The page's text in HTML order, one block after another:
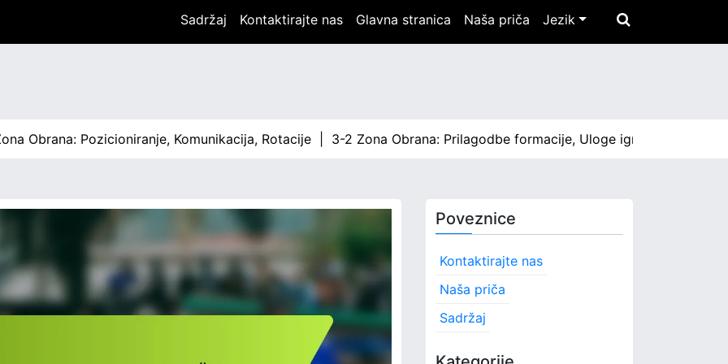
Sadržaj Kontaktirajte nas Glavna stranica Naša priča Jezik
Pozicioniranje, Komunikacija, Rotacije |3-2 Zona Obrana: Prilagodbe formacije, Uloge igrača, Strategije |
Poveznice
Kontaktirajte nas
Naša priča
Sadržaj